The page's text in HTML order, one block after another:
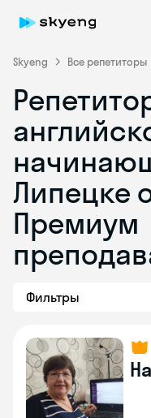
Skyeng Все репетиторы
Липецке
Премиум
Фильтры
Skyeng Chat
online